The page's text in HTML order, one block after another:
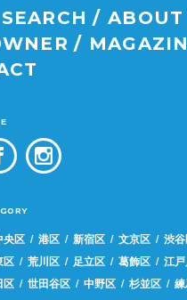
SEARCH
ABOUT
央区 港区 新宿区 文京区 渋
区 荒川区 足立区 葛飾区 江
区 世田谷区 中野区 杉並区